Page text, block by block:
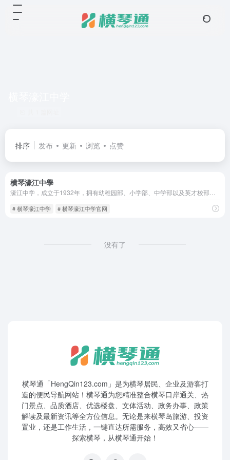
排序 发布 更新 浏览 点赞
横琴濠江中學
# 横琴濠江中学 # 横琴濠江中学官网
没有了
横琴通「HengQin123.com」是为横琴居民、企业及游客打
造的便民导航网站！横琴通为您精准整合横琴口岸通关、热
门景点、品质酒店、优选楼盘、文体活动、政务办事、政策
解读及最新资讯等全方位信息。无论是来横琴岛旅游、投资
置业，还是工作生活，一键直达所需服务，高效又省心——
探索横琴，从横琴通开始！